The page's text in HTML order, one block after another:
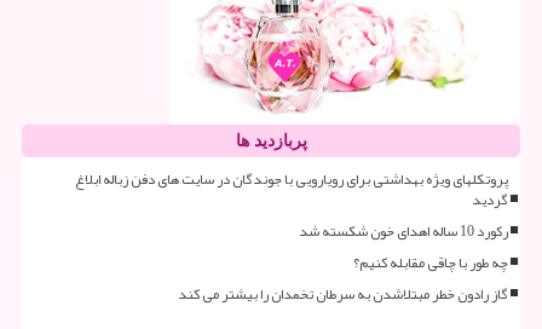
پربازدید ها
پروتکلهای ویژه بهداشتی برای رویارویی با جوندگان در سایت های دفن زباله ابلاغ
گردید
رکورد 10 ساله اهدای خون شکسته شد
چه طور با چاقی مقابله کنیم؟
گاز رادون خطر مبتلاشدن به سرطان تخمدان را بیشتر می کند